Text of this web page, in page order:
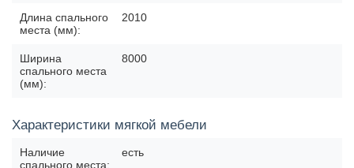
Длина спального
места (мм):
2010
Ширина
спального места
(мм):
8000
Характеристики мягкой мебели
Наличие
спального места:
есть